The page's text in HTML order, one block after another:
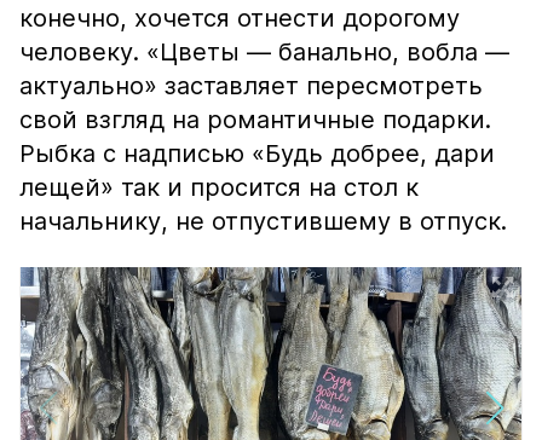
конечно, хочется отнести дорогому
человеку. «Цветы — банально, вобла —
актуально» заставляет пересмотреть
свой взгляд на романтичные подарки.
Рыбка с надписью «Будь добрее, дари
лещей» так и просится на стол к
начальнику, не отпустившему в отпуск.